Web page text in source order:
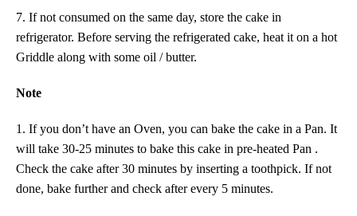
7. If not consumed on the same day, store the cake in
refrigerator. Before serving the refrigerated cake, heat it on a hot
Griddle along with some oil / butter.
Note
1. If you don’t have an Oven, you can bake the cake in a Pan. It
will take 30-25 minutes to bake this cake in pre-heated Pan .
Check the cake after 30 minutes by inserting a toothpick. If not
done, bake further and check after every 5 minutes.